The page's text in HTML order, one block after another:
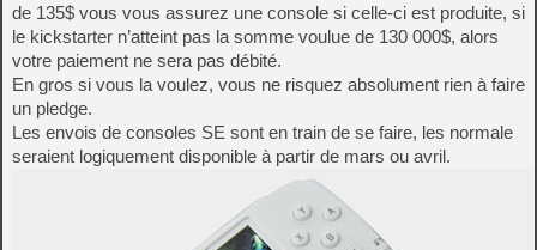
de 135$ vous vous assurez une console si celle-ci est produite, si
le kickstarter n’atteint pas la somme voulue de 130 000$, alors
votre paiement ne sera pas débité.
En gros si vous la voulez, vous ne risquez absolument rien à faire
un pledge.
Les envois de consoles SE sont en train de se faire, les normale
seraient logiquement disponible à partir de mars ou avril.